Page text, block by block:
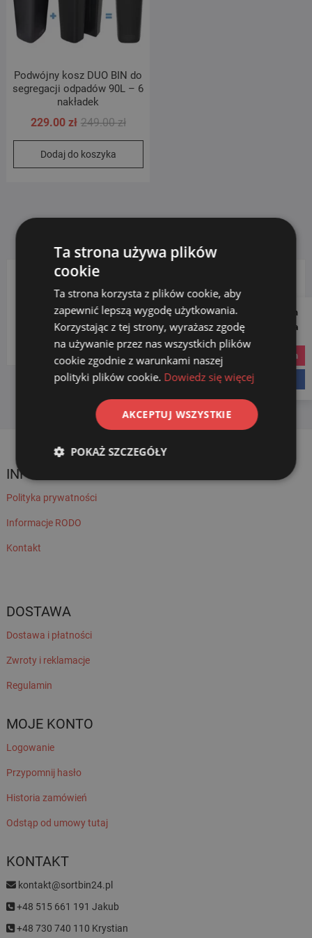
Podwójny kosz DUO BIN do
segregacji odpadów 90L – 6
nakładek
249.00złPierwotna
cena
249.00 zł.
229.00 zł
Aktualna
cena
229.00 zł.
Dodaj do koszyka
KATEGORIE PRODUKTÓW
Wybierz kategorię
INFORMACJE
Polityka prywatności
Informacje RODO
Kontakt
DOSTAWA
Dostawa i płatności
Zwroty i reklamacje
Regulamin
MOJE KONTO
Logowanie
Przypomnij hasło
Historia zamówień
Odstąp od umowy tutaj
KONTAKT
kontakt@sortbin24.pl
+48 515 661 191 Jakub
+48 730 740 110 Krystian
Follow us on
Social Media
instagram
Ta strona używa plików
cookie
Ta strona korzysta z plików cookie, aby
zapewnić lepszą wygodę użytkowania.
Korzystając z tej strony, wyrażasz zgodę
na używanie przez nas wszystkich plików
cookie zgodnie z warunkami naszej
polityki plików cookie. Dowiedz się więcej
AKCEPTUJ WSZYSTKIE
POKAŻ SZCZEGÓŁY